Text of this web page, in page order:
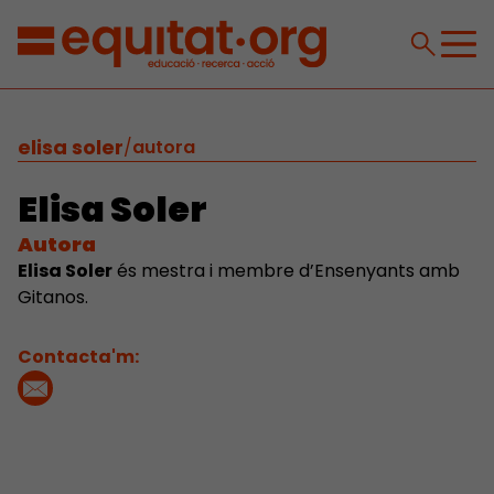
elisa soler/autora
Elisa Soler
Autora
Elisa Solerés mestra i membre d’Ensenyants amb
Gitanos.
Contacta'm: